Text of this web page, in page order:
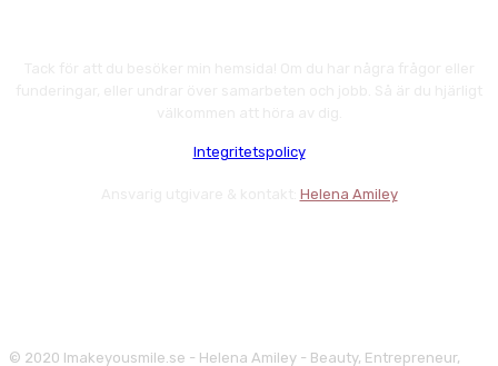
Integritetspolicy
Helena Amiley
© 2020 Imakeyousmile.se - Helena Amiley - Beauty, Entrepreneur,